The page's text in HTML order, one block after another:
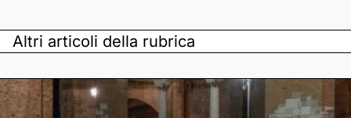
Altri articoli della rubrica